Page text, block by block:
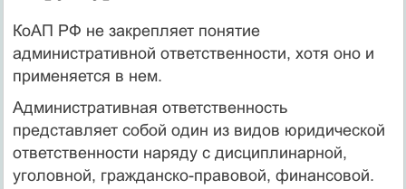
КоАП РФ не закрепляет понятие
административной ответственности, хотя оно и
применяется в нем.
Административная ответственность
представляет собой один из видов юридической
ответственности наряду с дисциплинарной,
уголовной, гражданско-правовой, финансовой.